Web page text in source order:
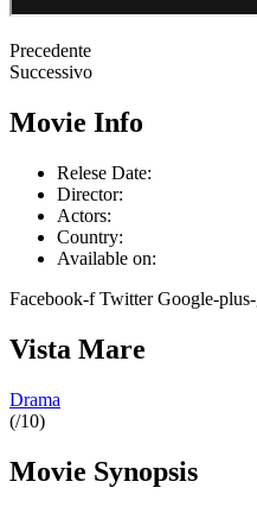
Precedente
Successivo
Movie Info
Relese Date:
Director:
Actors:
Country:
Available on:
Facebook-f Twitter Google-
Vista Mare
Drama
(/10)
Movie Synopsis